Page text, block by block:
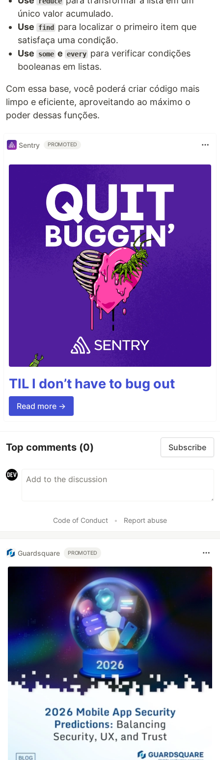
único valor acumulado.
Use
find
para localizar o primeiro item que
satisfaça uma condição.
Use
some e every para verificar condições
booleanas em listas.
Com essa base, você poderá criar código mais
limpo e eficiente, aproveitando ao máximo o
poder dessas funções.
Sentry PROMOTED
TIL I don’t have to bug out
Read more →
Top comments (0) Subscribe
Code of Conduct • Report abuse
Guardsquare PROMOTED